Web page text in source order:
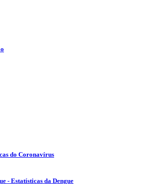
do Coronavírus
- Estatísticas da Dengue